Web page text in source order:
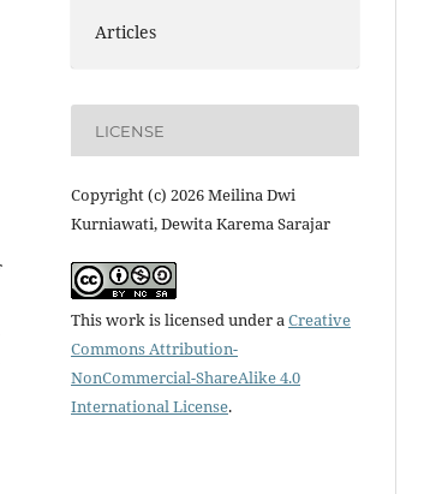
Articles
LICENSE
Copyright (c) 2026 Meilina Dwi
Kurniawati, Dewita Karema Sarajar
This work is licensed under aCreative
Commons Attribution-
NonCommercial-ShareAlike 4.0
International License.